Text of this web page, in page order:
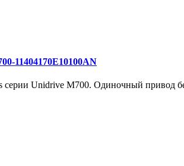
11404170E10100AN
серии Unidrive M700. Одиночный привод